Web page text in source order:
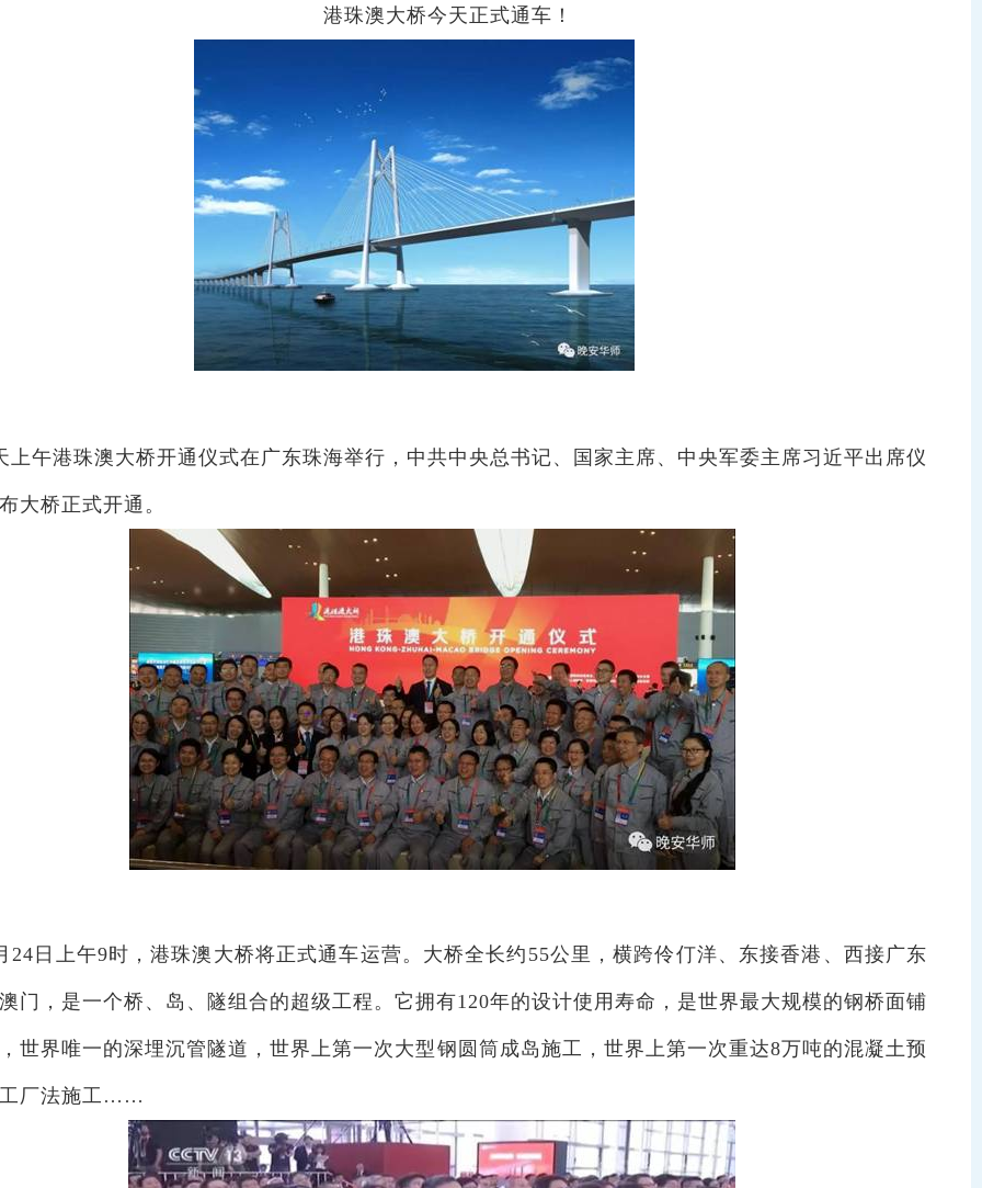
港珠澳大桥今天正式通车！
上午港珠澳大桥开通仪式在广东珠海举行，中共中央总书记、国家主席、中央军委主席习近平出席仪
大桥正式开通。
24 日上午9时，港珠澳大桥将正式通车运营。大桥全长约 55公里，横跨伶仃洋、东接香港、西接广东
门，是一个桥、岛、隧组合的超级工程。它拥有120年的设计使用寿命，是世界最大规模的钢桥面铺
世界唯一的深埋沉管隧道，世界上第一次大型钢圆筒成岛施工，世界上第一次重达8万吨的混凝土预
厂法施工……